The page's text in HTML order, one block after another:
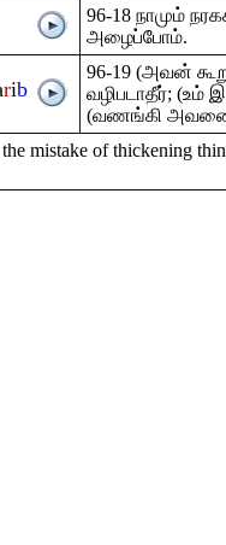
96-18 நாமும்
அழைப்போம்.
rib
96-19 (அவன்
வழிபடாதீர்; (உம்
(வணங்கி அவனை)
mistake of thickening